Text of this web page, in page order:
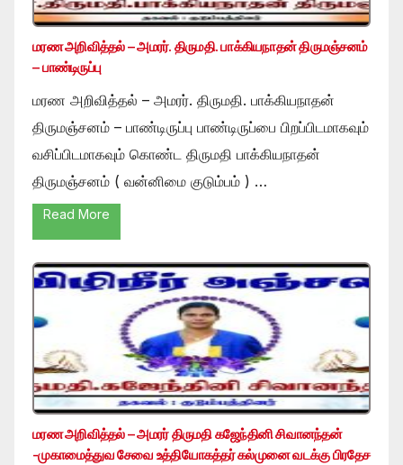
மரண அறிவித்தல் – அமரர். திருமதி. பாக்கியநாதன் திருமஞ்சனம்
– பாண்டிருப்பு
மரண அறிவித்தல் – அமரர். திருமதி. பாக்கியநாதன்
திருமஞ்சனம் – பாண்டிருப்பு பாண்டிருப்பை பிறப்பிடமாகவும்
வசிப்பிடமாகவும் கொண்ட திருமதி பாக்கியநாதன்
திருமஞ்சனம் ( வன்னிமை குடும்பம் ) …
Read More
மரண அறிவித்தல் – அமரர் திருமதி கஜேந்தினி சிவானந்தன்
-முகாமைத்துவ சேவை உத்தியோகத்தர் கல்முனை வடக்கு பிரதேச